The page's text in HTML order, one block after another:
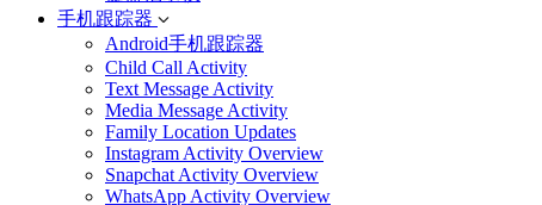
手机跟踪器
Android手机跟踪器
Child Call Activity
Text Message Activity
Media Message Activity
Family Location Updates
Instagram Activity Overview
Snapchat Activity Overview
WhatsApp Activity Overview